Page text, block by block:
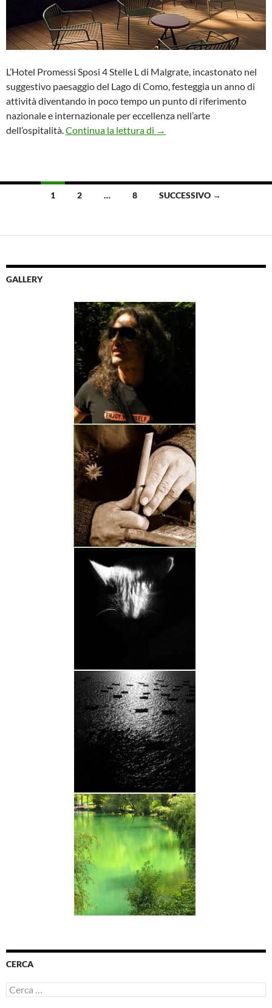
L’Hotel Promessi Sposi 4 Stelle L di Malgrate, incastonato nel
suggestivo paesaggio del Lago di Como, festeggia un anno di
attività diventando in poco tempo un punto di riferimento
nazionale e internazionale per eccellenza nell’arte
dell’ospitalità.Continua la lettura di Un anno di successi per
→
Navigazione
1 2 … 8 SUCCESSIVO →
GALLERY
CERCA
Ricerca
per: